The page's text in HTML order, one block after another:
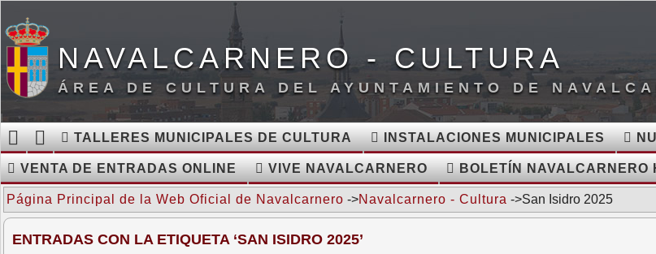
NAVALCARNERO - CULTURA
ÁREA DE CULTURA DEL AYUNTAMIENTO DE
TALLERES MUNICIPALES DE CULTURA INSTALACIONES MUNICIPALES
VENTA DE ENTRADAS ONLINE VIVE NAVALCARNERO BOLETÍN NAVALCARNERO
Página Principal de la Web Oficial de Navalcarnero ->Navalcarnero - Cultura ->San Isidro 2025
ENTRADAS CON LA ETIQUETA ‘SAN ISIDRO 2025’